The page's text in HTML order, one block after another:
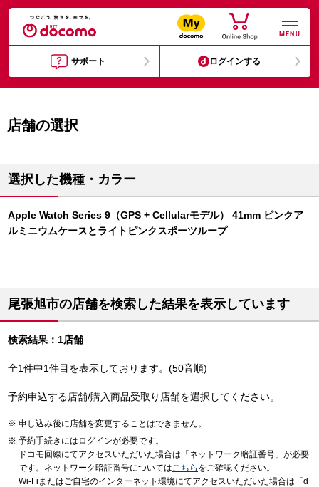
MENU
サポート ログインする
店舗の選択
選択した機種・カラー
Apple Watch Series 9（GPS + Cellularモデル） 41mm ピンクア
ルミニウムケースとライトピンクスポーツループ
尾張旭市の店舗を検索した結果を表示しています
検索結果：1店舗
全1件中1件目を表示しております。(50音順)
予約申込する店舗/購入商品受取り店舗を選択してください。
申し込み後に店舗を変更することはできません。
予約手続きにはログインが必要です。
ドコモ回線にてアクセスいただいた場合は「ネットワーク暗証番号」が必要
です。ネットワーク暗証番号についてはこちら をご確認ください。
Wi-Fiまたはご自宅のインターネット環境にてアクセスいただいた場合は「d